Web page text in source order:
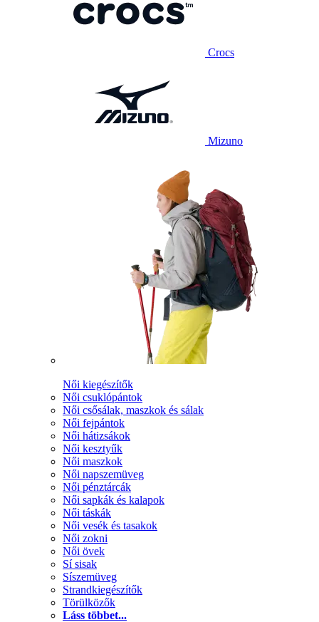
Crocs
Mizuno
Női kiegészítők
Női csuklópántok
Női csősálak, maszkok és sálak
Női fejpántok
Női hátizsákok
Női kesztyűk
Női maszkok
Női napszemüveg
Női pénztárcák
Női sapkák és kalapok
Női táskák
Női vesék és tasakok
Női zokni
Női övek
Sí sisak
Síszemüveg
Strandkiegészítők
Törülközők
Láss többet...